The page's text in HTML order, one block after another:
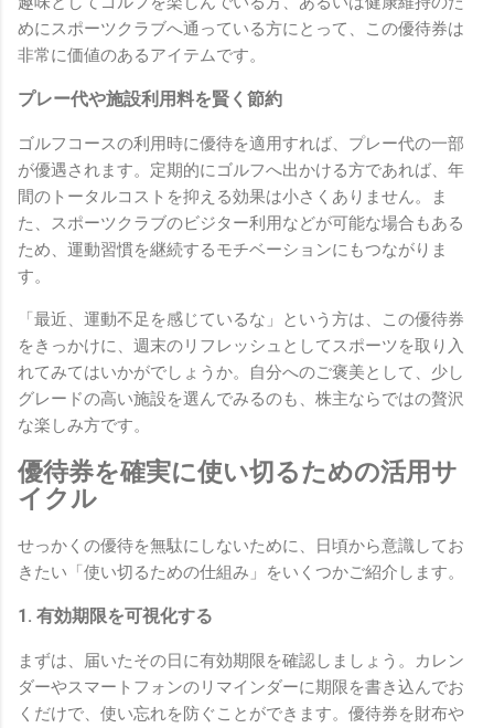
めにスポーツクラブへ通っている方にとって、この優待券は
非常に価値のあるアイテムです。
プレー代や施設利用料を賢く節約
ゴルフコースの利用時に優待を適用すれば、プレー代の一部
が優遇されます。定期的にゴルフへ出かける方であれば、年
間のトータルコストを抑える効果は小さくありません。ま
た、スポーツクラブのビジター利用などが可能な場合もある
ため、運動習慣を継続するモチベーションにもつながりま
す。
「最近、運動不足を感じているな」という方は、この優待券
をきっかけに、週末のリフレッシュとしてスポーツを取り入
れてみてはいかがでしょうか。自分へのご褒美として、少し
グレードの高い施設を選んでみるのも、株主ならではの贅沢
な楽しみ方です。
優待券を確実に使い切るための活用サ
イクル
せっかくの優待を無駄にしないために、日頃から意識してお
きたい「使い切るための仕組み」をいくつかご紹介します。
1. 有効期限を可視化する
まずは、届いたその日に有効期限を確認しましょう。カレン
ダーやスマートフォンのリマインダーに期限を書き込んでお
くだけで、使い忘れを防ぐことができます。優待券を財布や